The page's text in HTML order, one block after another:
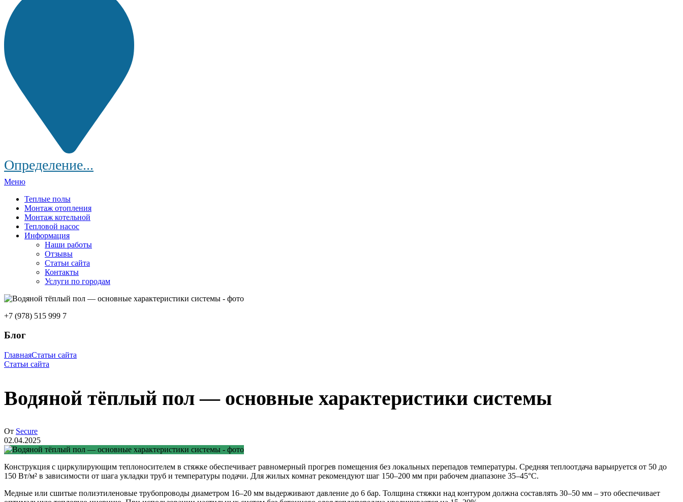
Определение...
Меню
Теплые полы
Монтаж отопления
Монтаж котельной
Тепловой насос
Информация
Наши работы
Отзывы
Статьи сайта
Контакты
Услуги по городам
+7 (978) 515 999 7
Блог
ГлавнаяСтатьи сайта
Статьи сайта
Водяной тёплый пол — основные характеристики системы
От Secure
02.04.2025
Конструкция с циркулирующим теплоносителем в стяжке обеспечивает равномерный прогрев помещения без локальных перепадов температуры. Средняя теплоотдача варьируется от 50 до
150 Вт/м² в зависимости от шага укладки труб и температуры подачи. Для жилых комнат рекомендуют шаг 150–200 мм при рабочем диапазоне 35–45°C.
Медные или сшитые полиэтиленовые трубопроводы диаметром 16–20 мм выдерживают давление до 6 бар. Толщина стяжки над контуром должна составлять 30–50 мм – это обеспечивает